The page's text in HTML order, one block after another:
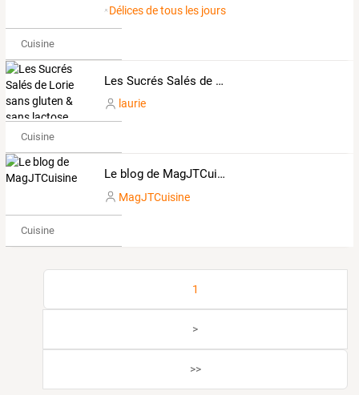
Délices de tous les jours
Cuisine
Les Sucrés Salés de Lorie sans gluten & sans lactose
laurie
Cuisine
Le blog de MagJTCuisine
MagJTCuisine
Cuisine
1
>
>>